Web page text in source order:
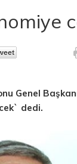
Genel
dedi.